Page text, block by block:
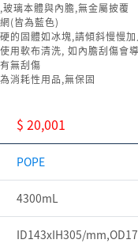
玻璃本體與內膽,無金屬披覆
(皆為藍色)
的固體如冰塊,請傾斜慢慢
用軟布清洗, 如內膽刮傷會
無刮傷
消耗性用品,無保固
$ 20,001
POPE
4300mL
ID143xIH305/